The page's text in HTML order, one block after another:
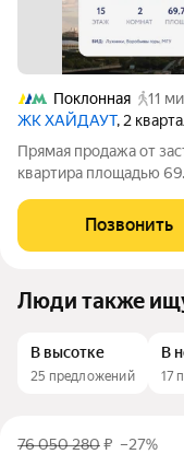
Поклонная
11
ЖК ХАЙДАУТ, 2
Прямая продажа от
квартира площадью
Победы, Долина реки
горы. Высота потолков
Позвонить
Люди также
В высотке
25 предложений
В
17
76 050 280₽ –27%